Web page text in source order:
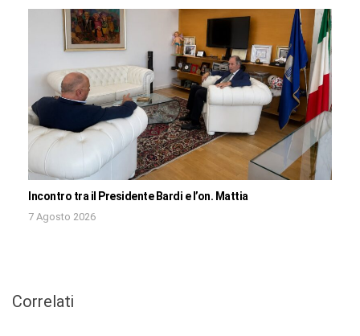
Incontro tra il Presidente Bardi e l’on. Mattia
7 Agosto 2026
Correlati